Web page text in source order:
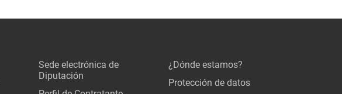
Sede electrónica de
Diputación
¿Dónde estamos?
Protección de datos